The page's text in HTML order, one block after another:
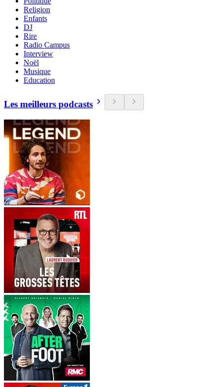
Religion
Enfants
DJ
Rire
Radio Campus
Interview
Noël
Musique
Education
Les meilleurs podcasts